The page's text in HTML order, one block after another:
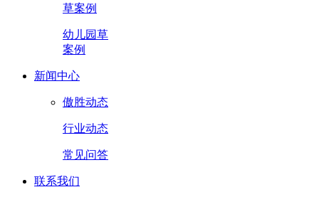
草案例
幼儿园草
案例
新闻中心
傲胜动态
行业动态
常见问答
联系我们